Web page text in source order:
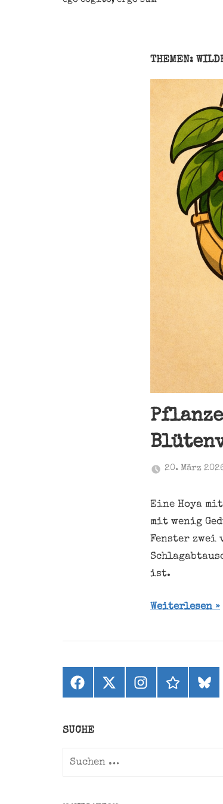
THEMEN:
20. März
Eine Hoya
mit wenig
Fenster zwei
ist.
Weiterlesen
Facebook
X
(ehemals
Instagramthreads
SUCHE
Suchen